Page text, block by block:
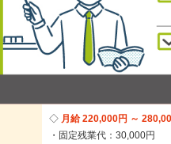
月給 220,000円 ～
・固定残業代：30,000円